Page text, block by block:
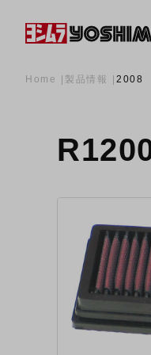
Home 製品情報 2008